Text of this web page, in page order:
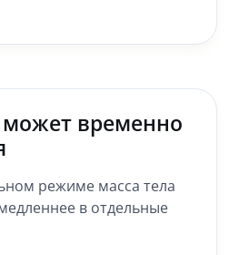
временно
режиме масса тела
в отдельные